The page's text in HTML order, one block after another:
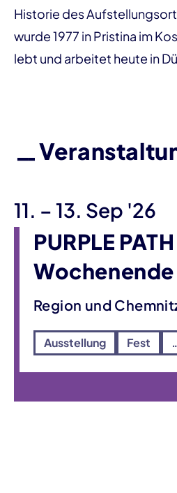
Historie des
wurde 1977 in Pristina im
lebt und arbeitet heute in
11. – bis
13. Sep '26
PURPLE PATH
Wochenende
Region und
Ausstellung Fest